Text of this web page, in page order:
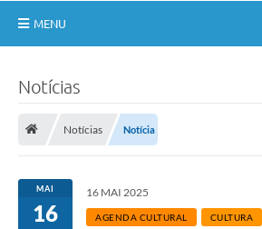
MENU
Secretarias
Carta de Serviços
Notícias
Notícias Notícia
MAI
16
16 MAI 2025
AGENDA CULTURAL CULTURA